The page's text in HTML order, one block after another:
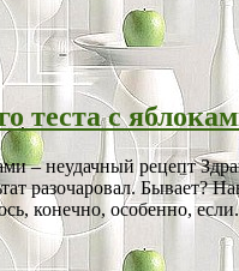
теста с
– неудачный рецепт
разочаровал.
конечно, особенно,